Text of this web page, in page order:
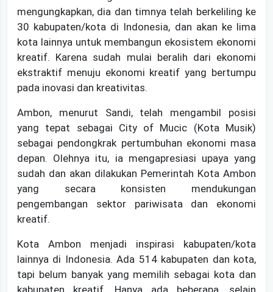
mengungkapkan, dia dan timnya telah berkeliling ke
30 kabupaten/kota di Indonesia, dan akan ke lima
kota lainnya untuk membangun ekosistem ekonomi
kreatif. Karena sudah mulai beralih dari ekonomi
ekstraktif menuju ekonomi kreatif yang bertumpu
pada inovasi dan kreativitas.
Ambon, menurut Sandi, telah mengambil posisi
yang tepat sebagai City of Mucic (Kota Musik)
sebagai pendongkrak pertumbuhan ekonomi masa
depan. Olehnya itu, ia mengapresiasi upaya yang
sudah dan akan dilakukan Pemerintah Kota Ambon
yang secara konsisten mendukungan
pengembangan sektor pariwisata dan ekonomi
kreatif.
Kota Ambon menjadi inspirasi kabupaten/kota
lainnya di Indonesia. Ada 514 kabupaten dan kota,
tapi belum banyak yang memilih sebagai kota dan